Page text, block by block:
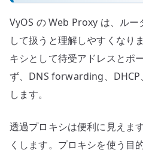
VyOS の Web Proxy は、ルー
して扱うと理解しやすくなり
キシとして待受アドレスとポ
ず、DNS forwarding、
します。
透過プロキシは便利に見えま
くします。プロキシを使う目